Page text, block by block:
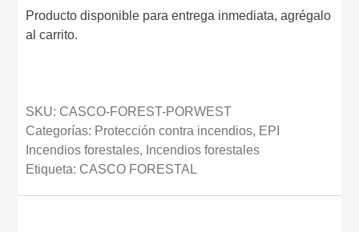
Producto disponible para entrega inmediata, agrégalo
al carrito.
SKU: CASCO-FOREST-PORWEST
Categorías: Protección contra incendios, EPI
Incendios forestales, Incendios forestales
Etiqueta: CASCO FORESTAL